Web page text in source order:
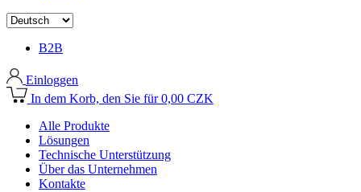
B2B
Einloggen
In dem Korb, den Sie für 0,00 CZK
Alle Produkte
Lösungen
Technische Unterstützung
Über das Unternehmen
Kontakte